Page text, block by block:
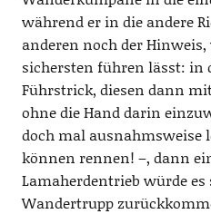
während er in die andere
anderen noch der
sichersten führen lässt: in
Führstrick, diesen dann
ohne die Hand darin
doch mal ausnahmsweise
können rennen! –, dann
Lamaherdentrieb würde
Wandertrupp